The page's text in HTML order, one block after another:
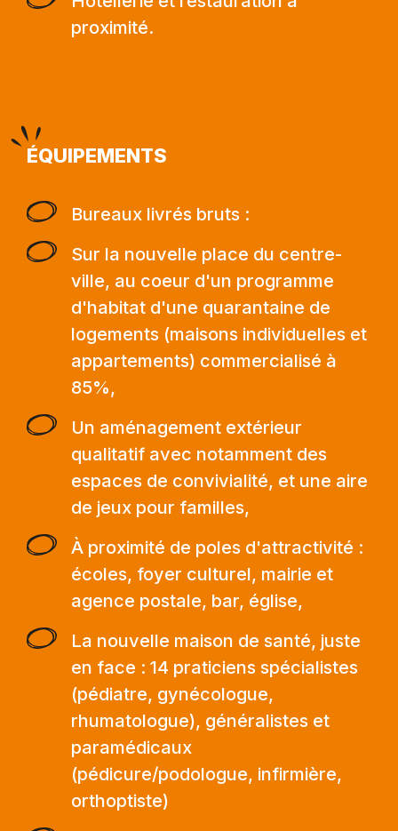
proximité.
ÉQUIPEMENTS
Bureaux livrés bruts :
Sur la nouvelle place du centre-
ville, au coeur d'un programme
d'habitat d'une quarantaine de
logements (maisons individuelles et
appartements) commercialisé à
85%,
Un aménagement extérieur
qualitatif avec notamment des
espaces de convivialité, et une aire
de jeux pour familles,
À proximité de poles d'attractivité :
écoles, foyer culturel, mairie et
agence postale, bar, église,
La nouvelle maison de santé, juste
en face : 14 praticiens spécialistes
(pédiatre, gynécologue,
rhumatologue), généralistes et
paramédicaux
(pédicure/podologue, infirmière,
orthoptiste)